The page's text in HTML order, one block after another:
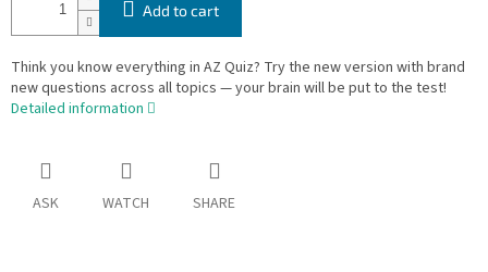
Add to cart
Think you know everything in AZ Quiz? Try the new version with brand
new questions across all topics — your brain will be put to the test!
Detailed information
ASK WATCH SHARE